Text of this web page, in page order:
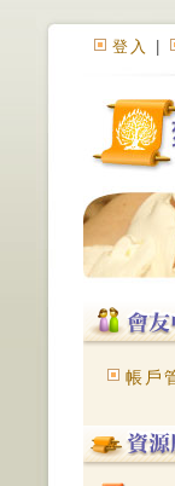
登入
帳戶